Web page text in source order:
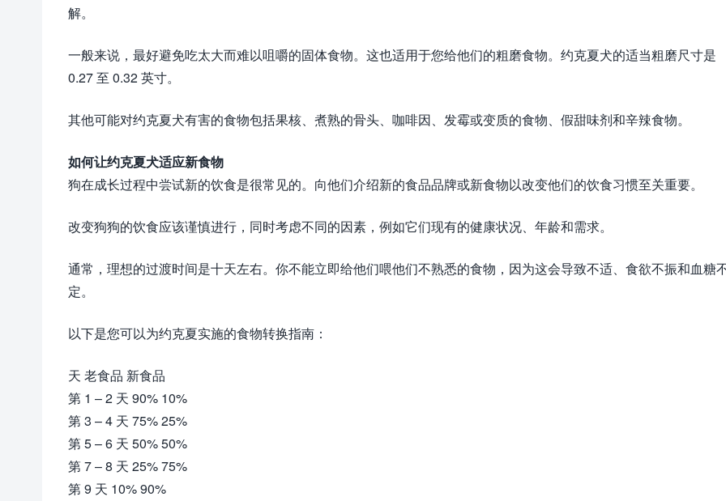
解。
一般来说，最好避免吃太大而难以咀嚼的固体食物。这也适用于您给他们的粗磨食物。约克夏犬的适当粗磨尺寸是
0.27 至 0.32 英寸。
其他可能对约克夏犬有害的食物包括果核、煮熟的骨头、咖啡因、发霉或变质的食物、假甜味剂和辛辣食物。
如何让约克夏犬适应新食物
狗在成长过程中尝试新的饮食是很常见的。向他们介绍新的食品品牌或新食物以改变他们的饮食习惯至关重要。
改变狗狗的饮食应该谨慎进行，同时考虑不同的因素，例如它们现有的健康状况、年龄和需求。
通常，理想的过渡时间是十天左右。你不能立即给他们喂他们不熟悉的食物，因为这会导致不适、食欲不振和血糖
定。
以下是您可以为约克夏实施的食物转换指南：
天 老食品 新食品
第 1 – 2 天 90% 10%
第 3 – 4 天 75% 25%
第 5 – 6 天 50% 50%
第 7 – 8 天 25% 75%
第 9 天 10% 90%